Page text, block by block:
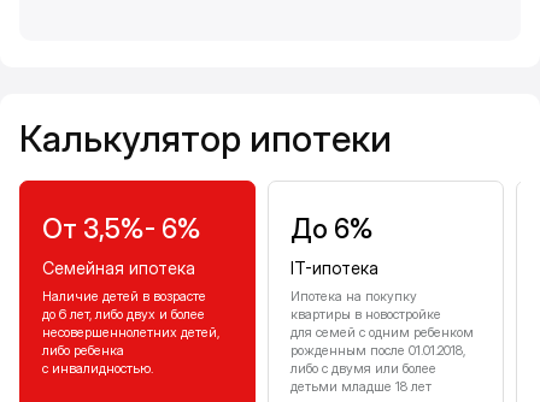
Калькулятор ипотеки
От 3,5%- 6%
Семейная ипотека
Наличие детей в возрасте
до 6 лет, либо двух и более
несовершеннолетних детей,
либо ребенка
с инвалидностью.
До 6%
IT-ипотека
Ипотека на покупку
квартиры в новостройке
для семей с одним ребенком
рожденным после 01.01.2018,
либо с двумя или более
детьми младше 18 лет